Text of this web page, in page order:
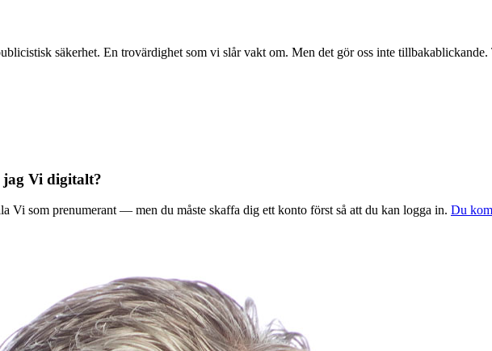
säkerhet. En trovärdighet som vi slår vakt om. Men det gör oss inte
jag Vi digitalt?
som prenumerant — men du måste skaffa dig ett konto först så att du kan logga in. Du